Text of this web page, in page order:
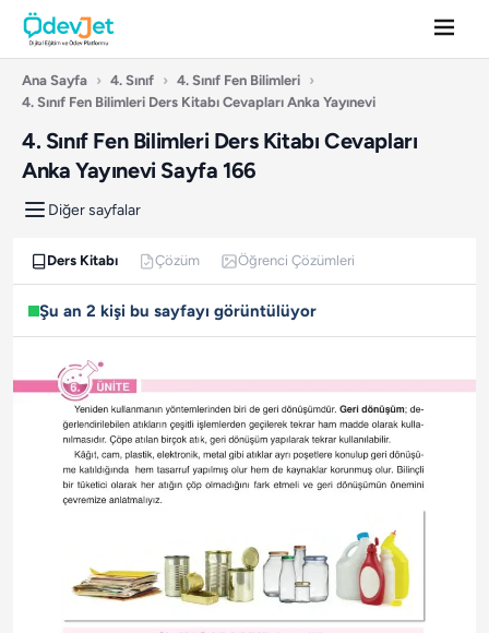
Ana Sayfa › 4. Sınıf › 4. Sınıf Fen Bilimleri ›
4. Sınıf Fen Bilimleri Ders Kitabı Cevapları Anka Yayınevi
4. Sınıf Fen Bilimleri Ders Kitabı Cevapları
Anka Yayınevi Sayfa 166
Diğer sayfalar
Ders Kitabı Çözüm Öğrenci Çözümleri
Şu an 2 kişi bu sayfayı görüntülüyor